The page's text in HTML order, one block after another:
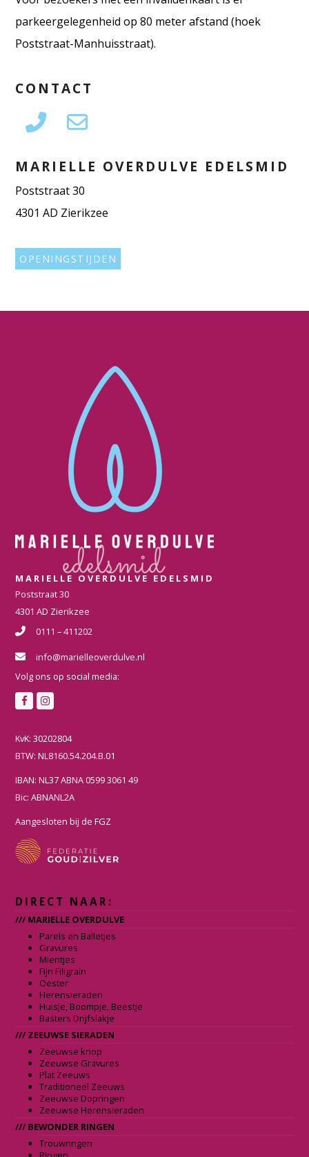
parkeergelegenheid op 80 meter afstand (hoek
Poststraat-Manhuisstraat).
CONTACT
MARIELLE OVERDULVE EDELSMID
Poststraat 30
4301 AD Zierikzee
OPENINGSTIJDEN
MARIELLE OVERDULVE EDELSMID
Poststraat 30
4301 AD Zierikzee
0111 – 411202
info@marielleoverdulve.nl
Volg ons op social media:
F
c
e
o
o
k
s
t
g
r
a
KvK: 30202804
BTW: NL8160.54.204.B.01
IBAN: NL37 ABNA 0599 3061 49
Bic: ABNANL2A
Aangesloten bij de FGZ
DIRECT NAAR:
/// MARIELLE OVERDULVE
Parels en Balletjes
Gravures
Mientjes
Fijn Filigrain
Oester
Herensieraden
Huisje, Boompje, Beestje
Basters Drijfslakje
/// ZEEUWSE SIERADEN
Zeeuwse knop
Zeeuwse Gravures
Plat Zeeuws
Traditioneel Zeeuws
Zeeuwse Dopringen
Zeeuwse Herensieraden
/// BEWONDER RINGEN
Trouwringen